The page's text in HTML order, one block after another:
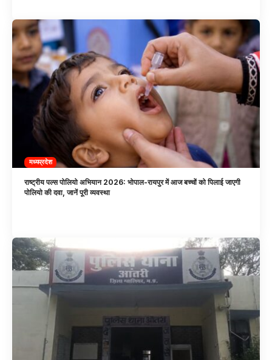
मध्यप्रदेश
राष्ट्रीय पल्स पोलियो अभियान 2026: भोपाल-रायपुर में आज बच्चों को पिलाई जाएगी
पोलियो की दवा, जानें पूरी व्यवस्था